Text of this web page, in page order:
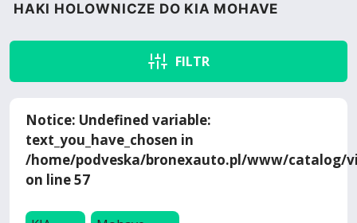
HAKI HOLOWNICZE DO KIA MOHAVE
FILTR
Notice: Undefined variable:
text_you_have_chosen in
/home/podveska/bronexauto.pl/www/catalog/
on line57